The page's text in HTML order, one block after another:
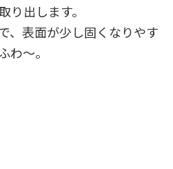
り出します。
、表面が少し固くなりやす
わ〜。